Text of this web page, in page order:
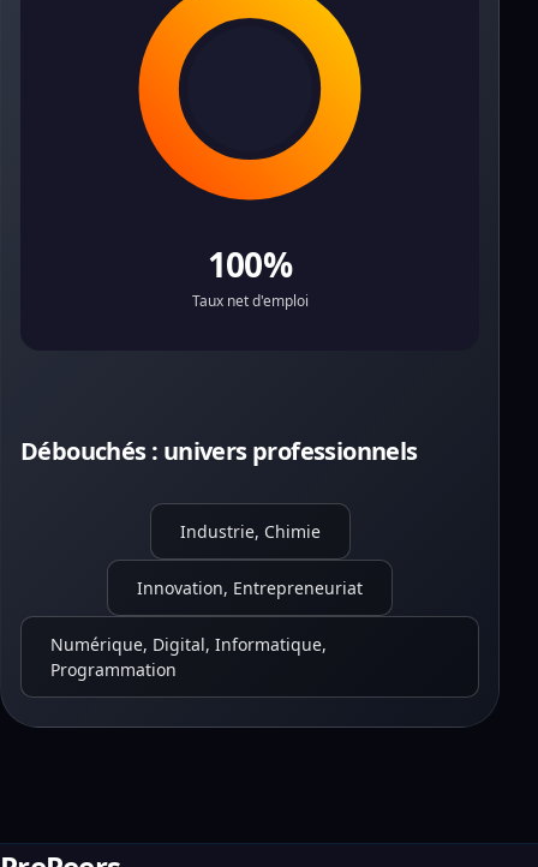
100%
Taux net d'emploi
Débouchés : univers professionnels
Industrie, Chimie
Innovation, Entrepreneuriat
Numérique, Digital, Informatique,
Programmation